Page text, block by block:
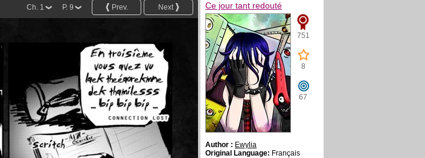
Next
Prev.
P. 9
Ch. 1 Ce jour tant redouté
751
8
67
Author : Ewylia
Original Language: Français